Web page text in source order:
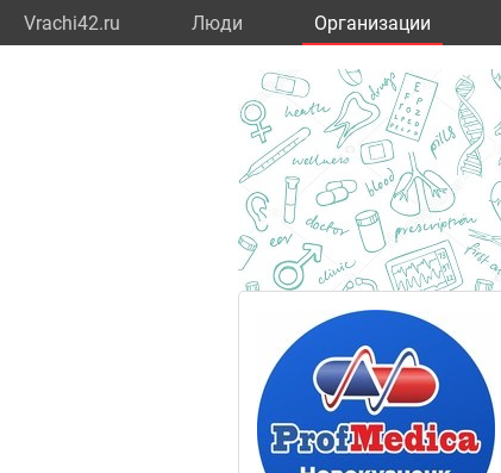
Vrachi42.ru Люди Организации